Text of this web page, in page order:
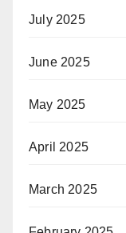
July 2025
June 2025
May 2025
April 2025
March 2025